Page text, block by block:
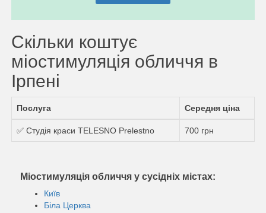
Скільки коштує
міостимуляція обличчя в
Ірпені
Послуга Середня ціна
✅ Студія краси TELESNO Prelestno 700 грн
Міостимуляція обличчя у сусідніх містах:
Київ
Біла Церква